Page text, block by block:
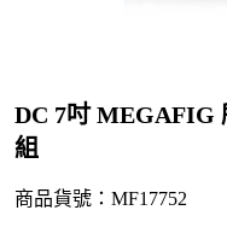
DC 7吋 MEGAFIG
組
商品貨號：MF17752